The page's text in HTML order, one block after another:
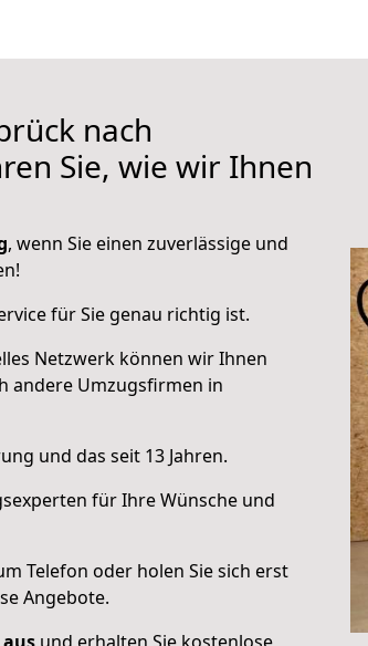
nach
Sie, wie wir Ihnen
, wenn Sie einen zuverlässige und
für Sie genau richtig ist.
Netzwerk können wir Ihnen
andere Umzugsfirmen in
und das seit 13 Jahren.
für Ihre Wünsche und
Telefon oder holen Sie sich erst
Angebote.